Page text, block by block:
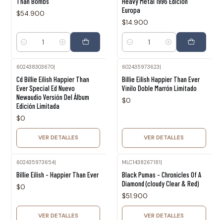
$54.900
Cantidad
Europa
$14.900
Cantidad
602438303670|
Cd Billie Eilish Happier Than
Ever Special Ed Nuevo
Newaudio Versión Del Álbum
Edición Limitada
$0
VER DETALLES
602435973623|
Billie Eilish Happier Than Ever
Vinilo Doble Marrón Limitado
$0
VER DETALLES
602435973654|
Billie Eilish - Happier Than Ever
$0
VER DETALLES
MLC1438267181
Black Pumas - Chronicles Of A
Diamond (cloudy Clear & Red)
$51.900
VER DETALLES